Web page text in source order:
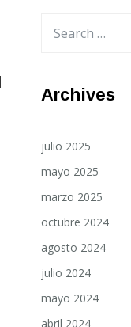
Archives
julio 2025
mayo 2025
marzo 2025
octubre 2024
agosto 2024
julio 2024
mayo 2024
abril 2024